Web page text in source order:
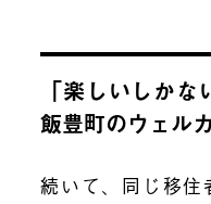
「楽しいしか
飯豊町のウェル
続いて、同じ移住